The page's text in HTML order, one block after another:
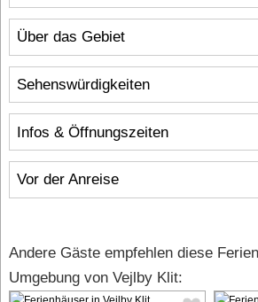
Über das Gebiet
Infos & Öffnungszeiten
Vor der Anreise
Sehenswürdigkeiten
Andere Gäste empfehlen diese
Umgebung von Vejlby Klit: